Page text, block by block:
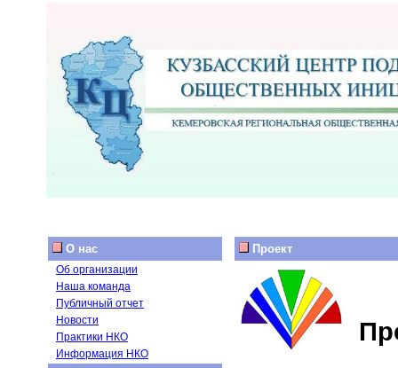
О нас
Об организации
Наша команда
Публичный отчет
Новости
Практики НКО
Информация НКО
Проект